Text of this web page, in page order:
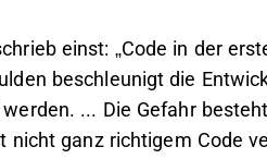
einst: „Code in der
beschleunigt die
... Die Gefahr
nicht ganz richtigem Code